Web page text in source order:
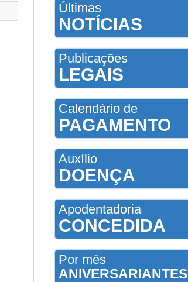
Últimas
NOTÍCIAS
Publicações
LEGAIS
Calendário de
PAGAMENTO
Auxílio
DOENÇA
Apodentadoria
CONCEDIDA
Por mês
ANIVERSARIANTES